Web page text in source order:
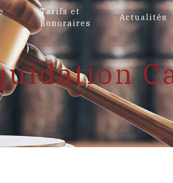
Tarifs et
honoraires
Actualités